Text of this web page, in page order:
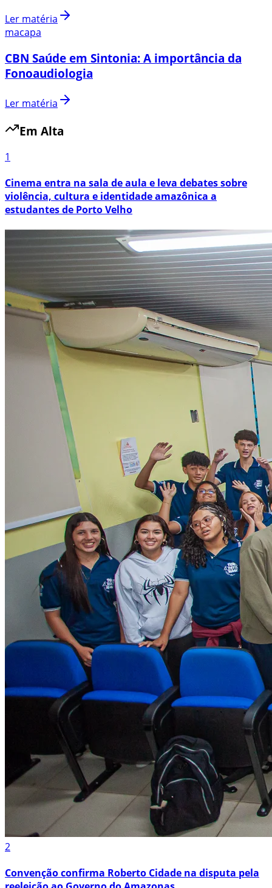
Ler matéria
macapa
CBN Saúde em Sintonia: A importância da
Fonoaudiologia
Ler matéria
Em Alta
1
Cinema entra na sala de aula e leva debates sobre
violência, cultura e identidade amazônica a
estudantes de Porto Velho
2
Convenção confirma Roberto Cidade na disputa pela